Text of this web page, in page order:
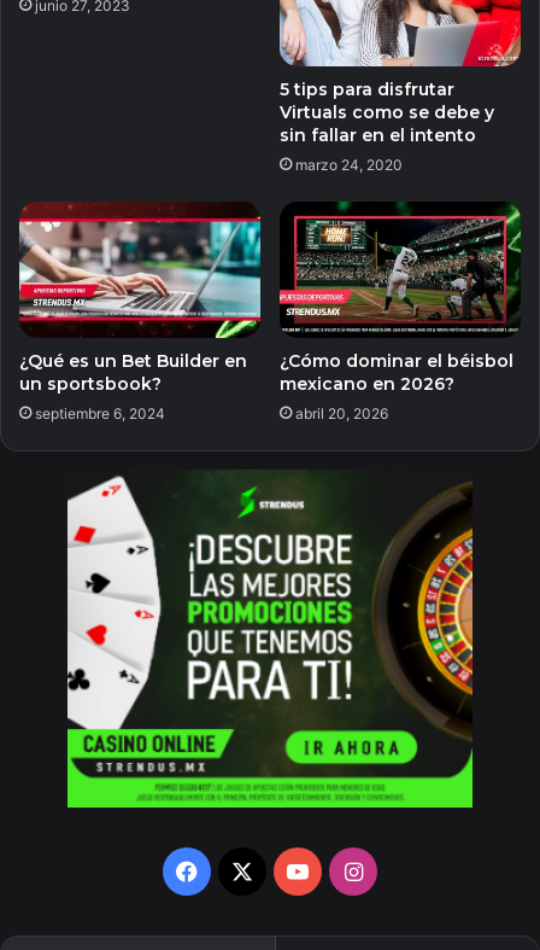
junio 27, 2023
5 tips para disfrutar
Virtuals como se debe y
sin fallar en el intento
marzo 24, 2020
¿Qué es un Bet Builder en
un sportsbook?
septiembre 6, 2024
¿Cómo dominar el béisbol
mexicano en 2026?
abril 20, 2026
Facebook
X YouTubeInstagram